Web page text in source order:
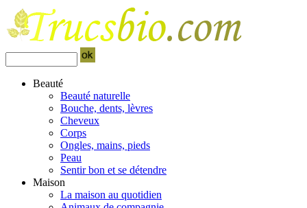
Beauté
Beauté naturelle
Bouche, dents, lèvres
Cheveux
Corps
Ongles, mains, pieds
Peau
Sentir bon et se détendre
Maison
La maison au quotidien